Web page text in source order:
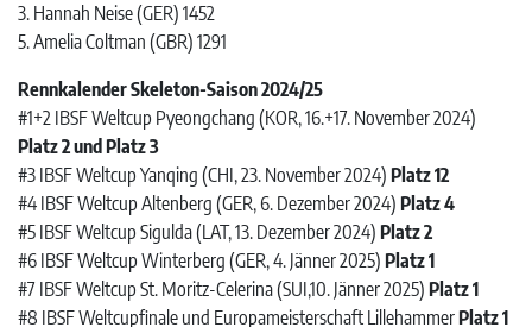
3. Hannah Neise (GER) 1452
5. Amelia Coltman (GBR) 1291
Rennkalender Skeleton-Saison 2024/25
#1+2 IBSF Weltcup Pyeongchang (KOR, 16.+17. November 2024)
Platz 2 und Platz 3
#3 IBSF Weltcup Yanqing (CHI, 23. November 2024) Platz 12
#4 IBSF Weltcup Altenberg (GER, 6. Dezember 2024) Platz 4
#5 IBSF Weltcup Sigulda (LAT, 13. Dezember 2024) Platz 2
#6 IBSF Weltcup Winterberg (GER, 4. Jänner 2025) Platz 1
#7 IBSF Weltcup St. Moritz-Celerina (SUI,10. Jänner 2025) Platz 1
#8 IBSF Weltcupfinale und Europameisterschaft LillehammerPlatz 1